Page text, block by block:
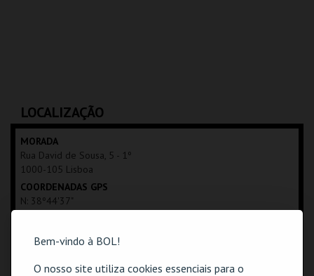
Bem-vindo à BOL!
O nosso site utiliza cookies essenciais para o
LOCALIZAÇÃO
MORADA
Rua David de Sousa, 5 - 1º
1000-105 Lisboa
COORDENADAS GPS
N: 38º44'37"